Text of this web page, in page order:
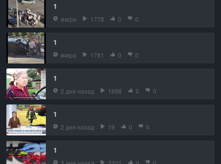
1
вчера 1778 0 0
1
вчера 1781 0 0
1
2 дня назад 1698 0 0
1
2 дня назад 19 0 0
1